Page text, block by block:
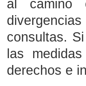
al camino
consultas.
las
derechos e